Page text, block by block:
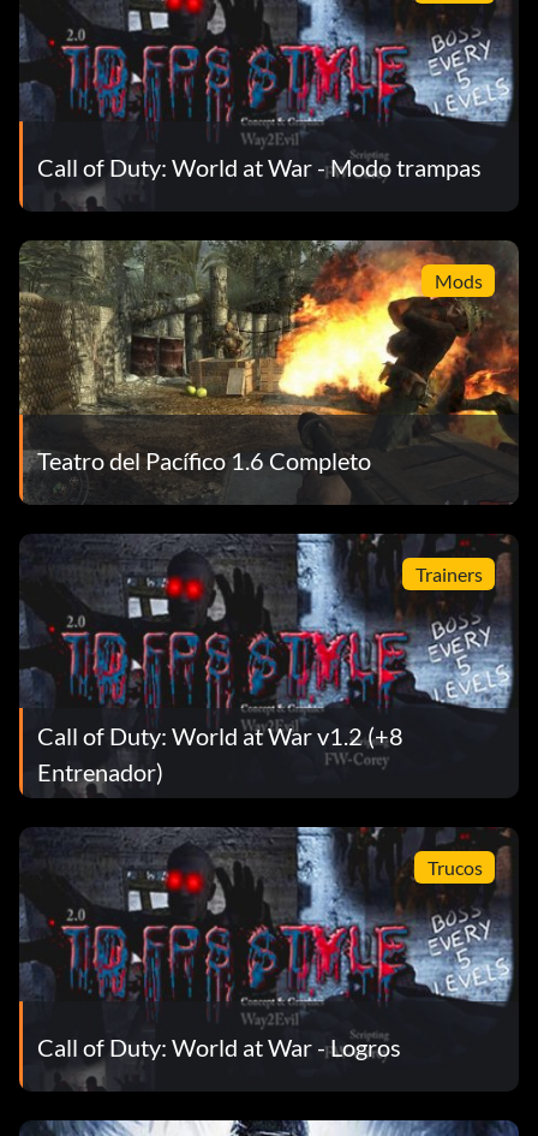
Call of Duty: World at War - Modo trampas
Mods
Teatro del Pacífico 1.6 Completo
Trainers
Call of Duty: World at War v1.2 (+8
Entrenador)
Trucos
Call of Duty: World at War - Logros